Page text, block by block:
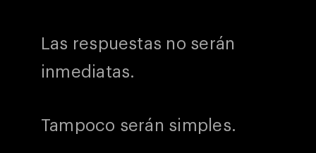
Las respuestas no serán
inmediatas.
Tampoco serán simples.